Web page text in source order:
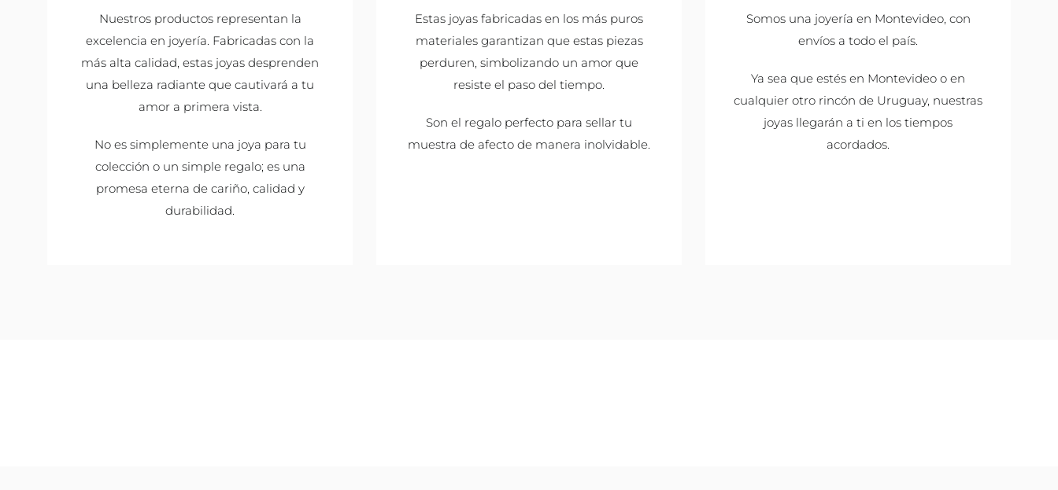
Nuestros productos representan la
excelencia en joyería. Fabricadas con la
más alta calidad, estas joyas desprenden
una belleza radiante que cautivará a tu
amor a primera vista.
No es simplemente una joya para tu
colección o un simple regalo; es una
promesa eterna de cariño, calidad y
durabilidad.
Estas joyas fabricadas en los más puros
materiales garantizan que estas piezas
perduren, simbolizando un amor que
resiste el paso del tiempo.
Son el regalo perfecto para sellar tu
muestra de afecto de manera inolvidable.
Somos una joyería en Montevideo, con
envíos a todo el país.
Ya sea que estés en Montevideo o en
cualquier otro rincón de Uruguay, nuestras
joyas llegarán a ti en los tiempos
acordados.